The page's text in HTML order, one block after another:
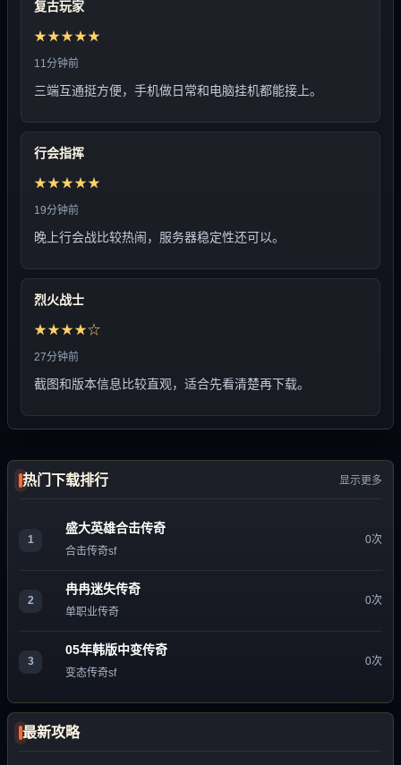
复古玩家
★★★★★
11分钟前
三端互通挺方便，手机做日常和电脑挂机都能接上。
行会指挥
★★★★★
19分钟前
晚上行会战比较热闹，服务器稳定性还可以。
烈火战士
★★★★☆
27分钟前
截图和版本信息比较直观，适合先看清楚再下载。
热门下载排行 显示更多
1
盛大英雄合击传奇
合击传奇sf
0次
2
冉冉迷失传奇
单职业传奇
0次
3
05年韩版中变传奇
变态传奇sf
0次
最新攻略